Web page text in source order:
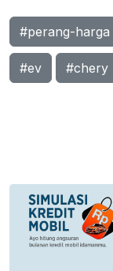
#perang-harga
#ev #chery